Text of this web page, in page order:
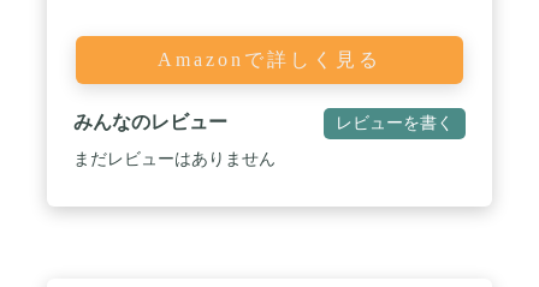
Amazonで詳しく見る
みんなのレビュー レビューを書く
まだレビューはありません